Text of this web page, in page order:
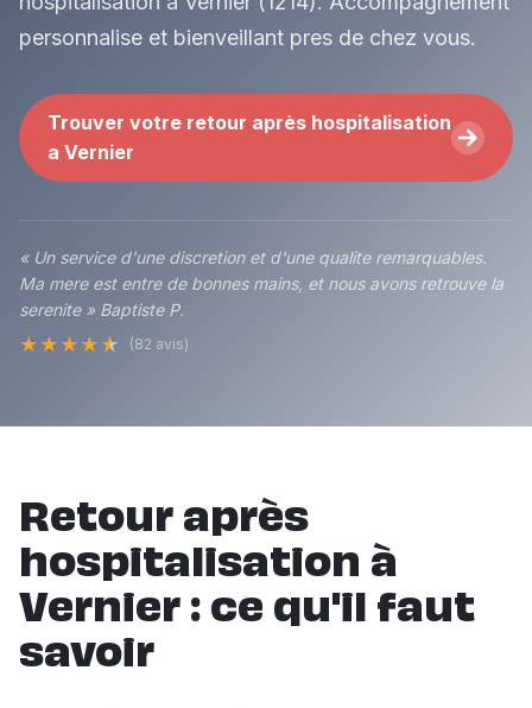
personnalise et bienveillant pres de chez vous.
Trouver votre retour après hospitalisation
a Vernier
« Un service d'une discretion et d'une qualite remarquables.
Ma mere est entre de bonnes mains, et nous avons retrouve la
serenite » Baptiste P.
★ ★ ★ ★ ★ (82 avis)
Retour après
hospitalisation à
Vernier : ce qu'il faut
savoir